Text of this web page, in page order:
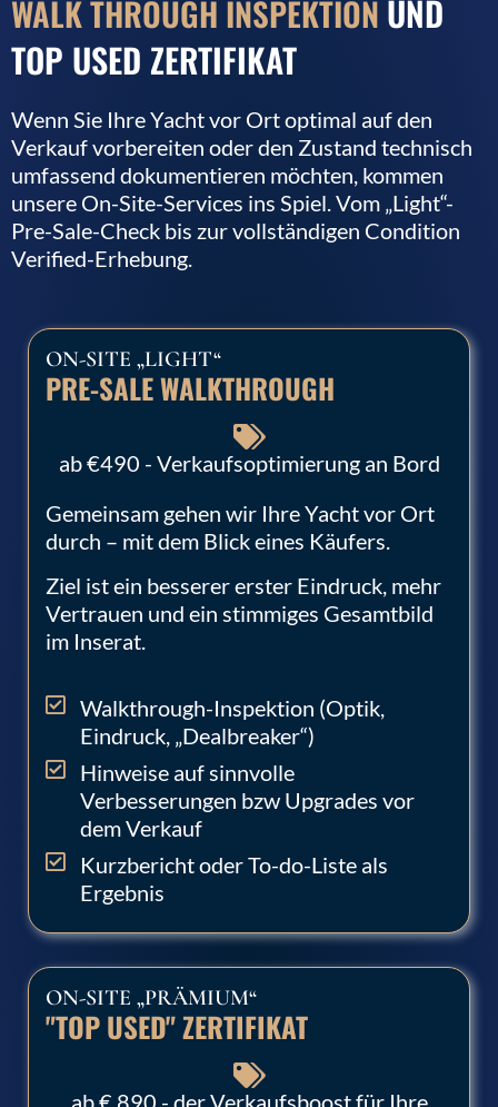
WALK THROUGH INSPEKTION UND
TOP USED ZERTIFIKAT
Wenn Sie Ihre Yacht vor Ort optimal auf den
Verkauf vorbereiten oder den Zustand technisch
umfassend dokumentieren möchten, kommen
unsere On-Site-Services ins Spiel. Vom „Light“-
Pre-Sale-Check bis zur vollständigen Condition
Verified-Erhebung.
ON-SITE „LIGHT“
PRE-SALE WALKTHROUGH
ab €490 - Verkaufsoptimierung an Bord
Gemeinsam gehen wir Ihre Yacht vor Ort
durch – mit dem Blick eines Käufers.
Ziel ist ein besserer erster Eindruck, mehr
Vertrauen und ein stimmiges Gesamtbild
im Inserat.
Walkthrough-Inspektion (Optik,
Eindruck, „Dealbreaker“)
Hinweise auf sinnvolle
Verbesserungen bzw Upgrades vor
dem Verkauf
Kurzbericht oder To-do-Liste als
Ergebnis
ON-SITE „PRÄMIUM“
"TOP USED" ZERTIFIKAT
ab € 890 - der Verkaufsboost für Ihre